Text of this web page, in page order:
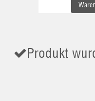
Produkt